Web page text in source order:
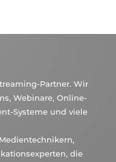
Partner. Wir
Webinare, Online-
Systeme und viele
die